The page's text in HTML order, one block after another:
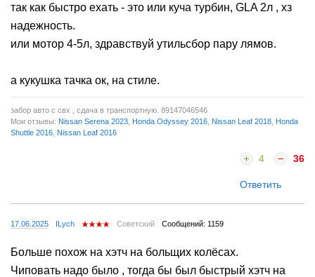
так как быстро ехать - это или куча турбин, GLA 2л , хз
надежность.
или мотор 4-5л, здравствуй утильсбор пару лямов.
а кукушка тачка ок, на стиле.
забор авто с свх , сдача в транспортную. 89147046546
Мои отзывы: Nissan Serena 2023 Honda Odyssey 2016 Nissan Leaf 2018 Honda
Shuttle 2016 Nissan Leaf 2016
4 36
Ответить
17.06.2025 ILych Советский Сообщений: 1159
Больше похож на хэтч на больщих колёсах.
Чиповать надо было , тогда бы был быстрый хэтч на